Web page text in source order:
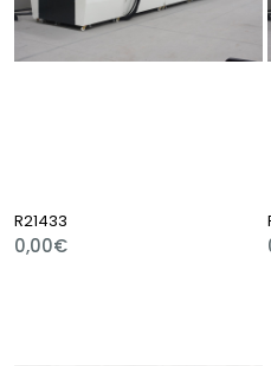
R21433
0,00€